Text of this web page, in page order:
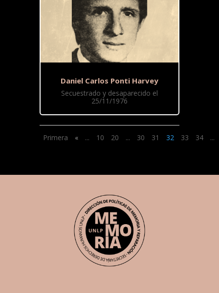
Daniel Carlos Ponti Harvey
Secuestrado y desaparecido el
25/11/1976
Primera « ... 10 20 ... 30 31 32 33 34 ...